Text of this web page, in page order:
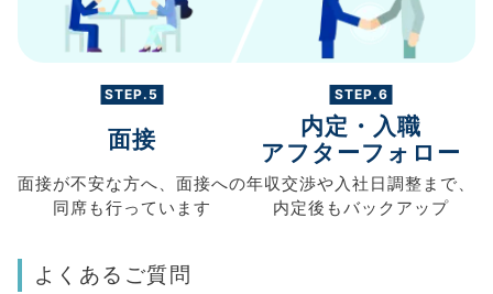
STEP.5
面接
面接が不安な方へ、 面接への
同席も行っています
STEP.6
内定・入職
アフターフォロー
年収交渉や入社日調整まで、
内定後もバックアップ
よくあるご質問